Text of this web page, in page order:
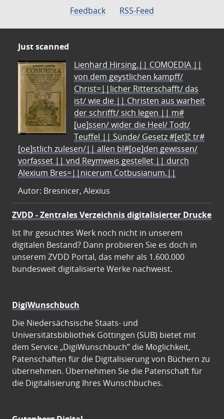
Feedback
RSS-Feed
Just scanned
Lienhard Hirsing.|| COMOEDIA ||
von dem geystlichen kampff/
Christ=||licher Ritterschafft/ das
ist/ wie die || Christen aus warheit
der schrifft/ sich legen || m#
[ue]ssen/ wider die Heel/ Todt/
Teuffel || Sünde/ Gesetz #[et]c̃ tr#
[oe]stlich zulesen/|| allen bl#[oe]den gewissen/
vorfasset || vnd Reymweis gestellet || durch
Alexium Bres=||nicerum Cotbusianum.||
Autor: Bresnicer, Alexius
ZVDD - Zentrales Verzeichnis digitalisierter Drucke
Ist Ihr gesuchtes Werk noch nicht in unserem
digitalen Bestand? Dann probieren Sie es doch in
unserem ZVDD Portal, das mehr als 1.600.000
bundesweit digitalisierte Werke nachweist.
DigiWunschbuch
Die Niedersächsische Staats- und
Universitätsbibliothek Göttingen (SUB) bietet mit
dem Service „DigiWunschbuch” die Möglichkeit,
Patenschaften für die Digitalisierung von Büchern zu
übernehmen. Übernehmen Sie die Patenschaft für
die Digitalisierung Ihres Wunschbuches.